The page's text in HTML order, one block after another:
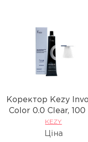
Коректор Kezy
Сolor 0.0 Clear, 100
KEZY
Ціна